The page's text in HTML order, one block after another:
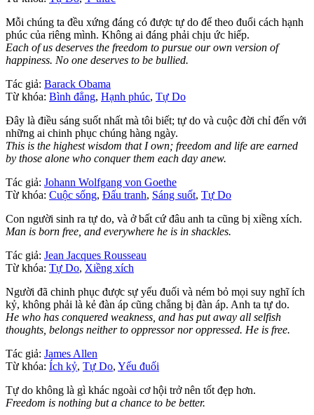
Mỗi chúng ta đều xứng đáng có được tự do để theo đuổi cách hạnh
phúc của riêng mình. Không ai đáng phải chịu ức hiếp.
Each of us deserves the freedom to pursue our own version of
happiness. No one deserves to be bullied.
Tác giả: Barack Obama
Từ khóa: Bình đẳng, Hạnh phúc, Tự Do
Đây là điều sáng suốt nhất mà tôi biết; tự do và cuộc đời chỉ đến với
những ai chinh phục chúng hàng ngày.
This is the highest wisdom that I own; freedom and life are earned
by those alone who conquer them each day anew.
Tác giả: Johann Wolfgang von Goethe
Từ khóa: Cuộc sống, Đấu tranh, Sáng suốt, Tự Do
Con người sinh ra tự do, và ở bất cứ đâu anh ta cũng bị xiềng xích.
Man is born free, and everywhere he is in shackles.
Tác giả: Jean Jacques Rousseau
Từ khóa: Tự Do, Xiềng xích
Người đã chinh phục được sự yếu đuối và ném bỏ mọi suy nghĩ ích
kỷ, không phải là kẻ đàn áp cũng chẳng bị đàn áp. Anh ta tự do.
He who has conquered weakness, and has put away all selfish
thoughts, belongs neither to oppressor nor oppressed. He is free.
Tác giả: James Allen
Từ khóa: Ích kỷ, Tự Do, Yếu đuối
Tự do không là gì khác ngoài cơ hội trở nên tốt đẹp hơn.
Freedom is nothing but a chance to be better.